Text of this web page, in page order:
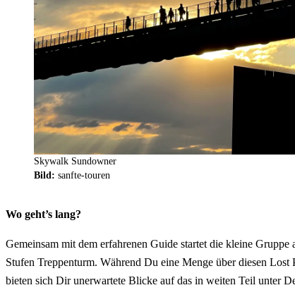
Skywalk Sundowner
Bild: sanfte-touren
Wo geht’s lang?
Gemeinsam mit dem erfahrenen Guide startet die kleine
Stufen Treppenturm. Während Du eine Menge über diesen
bieten sich Dir unerwartete Blicke auf das in weiten Teil unter